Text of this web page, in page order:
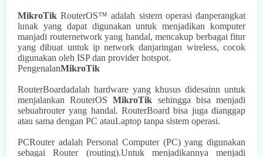
MikroTik RouterOS™ adalah sistem operasi danperangkat
lunak yang dapat digunakan untuk menjadikan komputer
manjadi routernetwork yang handal, mencakup berbagai fitur
yang dibuat untuk ip network danjaringan wireless, cocok
digunakan oleh ISP dan provider hotspot.
PengenalanMikroTik
RouterBoardadalah hardware yang khusus didesainn untuk
menjalankan RouterOSMikroTik sehingga bisa menjadi
sebuahrouter yang handal. RouterBoard bisa juga dianggap
atau sama dengan PC atauLaptop tanpa sistem operasi.
PCRouter adalah Personal Computer (PC) yang digunakan
sebagai Router (routing).Untuk menjadikannya menjadi